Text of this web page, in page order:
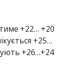
+22… +20
+25…
+26…+24